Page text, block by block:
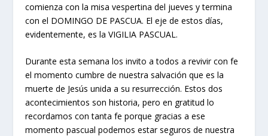
comienza con la misa vespertina del jueves y termina
con el DOMINGO DE PASCUA. El eje de estos días,
evidentemente, es la VIGILIA PASCUAL.
Durante esta semana los invito a todos a revivir con fe
el momento cumbre de nuestra salvación que es la
muerte de Jesús unida a su resurrección. Estos dos
acontecimientos son historia, pero en gratitud lo
recordamos con tanta fe porque gracias a ese
momento pascual podemos estar seguros de nuestra